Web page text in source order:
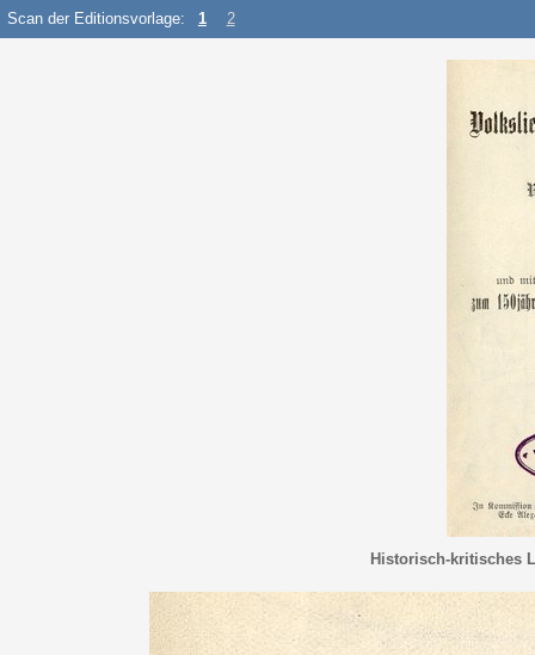
Scan der Editionsvorlage: 1 2
Historisch-kritisches